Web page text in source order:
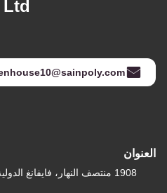
العنوان
1908 منتصف النهار، فايفانغ